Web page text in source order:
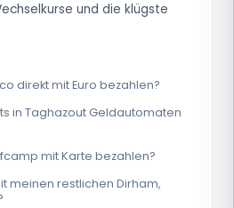
und die klügste
direkt mit Euro bezahlen?
in Taghazout Geldautomaten
mit Karte bezahlen?
meinen restlichen Dirham,